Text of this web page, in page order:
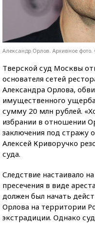
Александр Орлов. Архивное
Тверской суд Москвы
основателя сетей
Александра Орлова,
имущественного
сумму 20 млн рублей.
избрании в отношении
заключения под стражу
Алексей Криворучко
суда.
Следствие настаивало
пресечения в виде
должен был начать
Орлова на территории
экстрадиции. Однако